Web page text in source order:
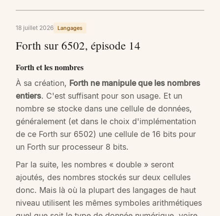
18 juillet 2026 Langages
Forth sur 6502, épisode 14
Forth et les nombres
À sa création, Forth ne manipule que les nombres
entiers. C'est suffisant pour son usage. Et un
nombre se stocke dans une cellule de données,
généralement (et dans le choix d'implémentation
de ce Forth sur 6502) une cellule de 16 bits pour
un Forth sur processeur 8 bits.
Par la suite, les nombres « double » seront
ajoutés, des nombres stockés sur deux cellules
donc. Mais là où la plupart des langages de haut
niveau utilisent les mêmes symboles arithmétiques